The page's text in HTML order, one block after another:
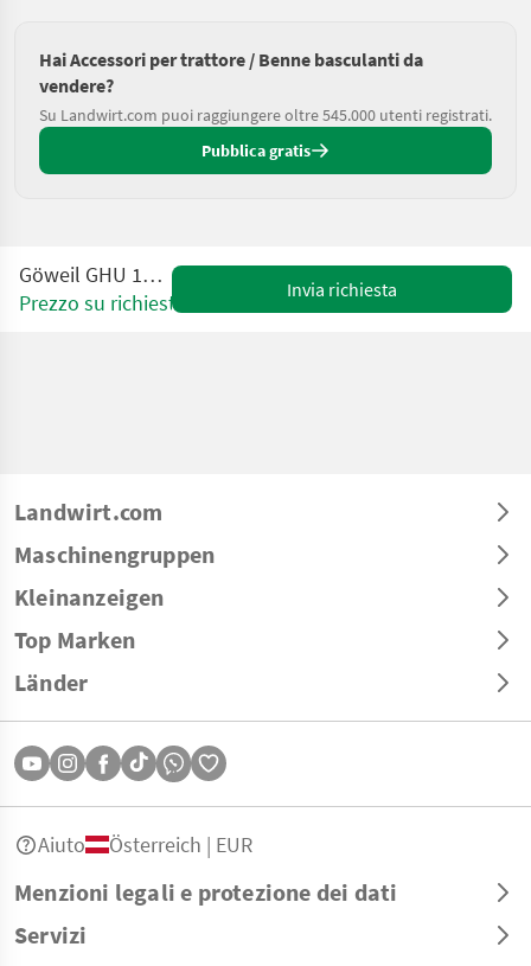
Hai Accessori per trattore / Benne basculanti da
vendere?
Su Landwirt.com puoi raggiungere oltre 545.000 utenti registrati.
Pubblica gratis
Göweil GHU 10 / 2200 DW
Prezzo su richiesta
Invia richiesta
Landwirt.com
Maschinengruppen
Kleinanzeigen
Top Marken
Länder
Menzioni legali e protezione dei dati
Servizi
Aiuto Österreich | EUR